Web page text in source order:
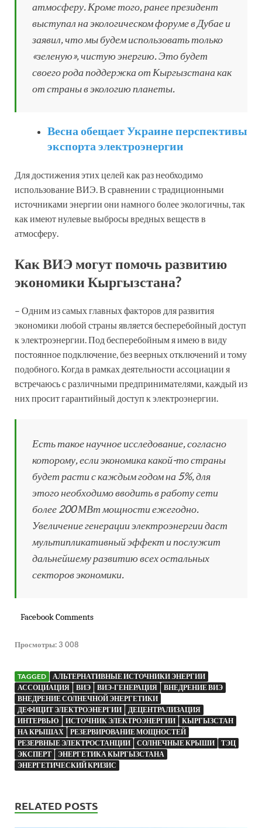
атмосферу. Кроме того, ранее президент
выступал на экологическом форуме в Дубае и
заявил, что мы будем использовать только
«зеленую», чистую энергию. Это будет
своего рода поддержка от Кыргызстана как
от страны в экологию планеты.
Весна обещает Украине перспективы
экспорта электроэнергии
Для достижения этих целей как раз необходимо
использование ВИЭ. В сравнении с традиционными
источниками энергии они намного более экологичны, так
как имеют нулевые выбросы вредных веществ в
атмосферу.
Как ВИЭ могут помочь развитию
экономики Кыргызстана?
– Одним из самых главных факторов для развития
экономики любой страны является бесперебойный доступ
к электроэнергии. Под бесперебойным я имею в виду
постоянное подключение, без веерных отключений и тому
подобного. Когда в рамках деятельности ассоциации я
встречаюсь с различными предпринимателями, каждый из
них просит гарантийный доступ к электроэнергии.
Есть такое научное исследование, согласно
которому, если экономика какой-то страны
будет расти с каждым годом на 5%, для
этого необходимо вводить в работу сети
более 200 МВт мощности ежегодно.
Увеличение генерации электроэнергии даст
мультипликативный эффект и послужит
дальнейшему развитию всех остальных
секторов экономики.
Facebook Comments
Просмотры:3 008
TAGGED
АЛЬТЕРНАТИВНЫЕ ИСТОЧНИКИ ЭНЕРГИИ
АССОЦИАЦИЯ
ВИЭ ВИЭ-ГЕНЕРАЦИЯ
ВНЕДРЕНИЕ ВИЭ
ВНЕДРЕНИЕ СОЛНЕЧНОЙ ЭНЕРГЕТИКИ
ДЕФИЦИТ ЭЛЕКТРОЭНЕРГИИ
ДЕЦЕНТРАЛИЗАЦИЯ
ИНТЕРВЬЮ
ИСТОЧНИК ЭЛЕКТРОЭНЕРГИИ
КЫРГЫЗСТАН
НА КРЫШАХ
РЕЗЕРВИРОВАНИЕ МОЩНОСТЕЙ
РЕЗЕРВНЫЕ ЭЛЕКТРОСТАНЦИИ
СОЛНЕЧНЫЕ КРЫШИ
ТЭЦ
ЭКСПЕРТ
ЭНЕРГЕТИКА КЫРГЫЗСТАНА
ЭНЕРГЕТИЧЕСКИЙ КРИЗИС
RELATED POSTS